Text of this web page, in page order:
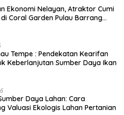
Ekonomi Nelayan, Atraktor Cumi
Coral Garden Pulau Barrang
Tempe : Pendekatan Kearifan
Keberlanjutan Sumber Daya Ikan
Daya Lahan: Cara
Valuasi Ekologis Lahan Pertanian